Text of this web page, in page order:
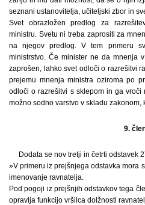
seznani ustanovitelja, učiteljski zbor in
Svet obrazložen predlog za
ministru. Svetu ni treba zaprositi za
na njegov predlog. V tem primeru
ministrstvo. Če minister ne da mnenja
zaprošen, lahko svet odloči o razrešitvi
prejemu mnenja ministra oziroma po
odloči o razrešitvi s sklepom in ga vroči
možno sodno varstvo v skladu zakonom,
9.
Dodata se nov tretji in četrti odstavek
»V primeru iz prejšnjega odstavka mora
imenovanje ravnatelja.
Pod pogoji iz prejšnjih odstavkov tega
opravlja funkcijo vršilca dolžnosti